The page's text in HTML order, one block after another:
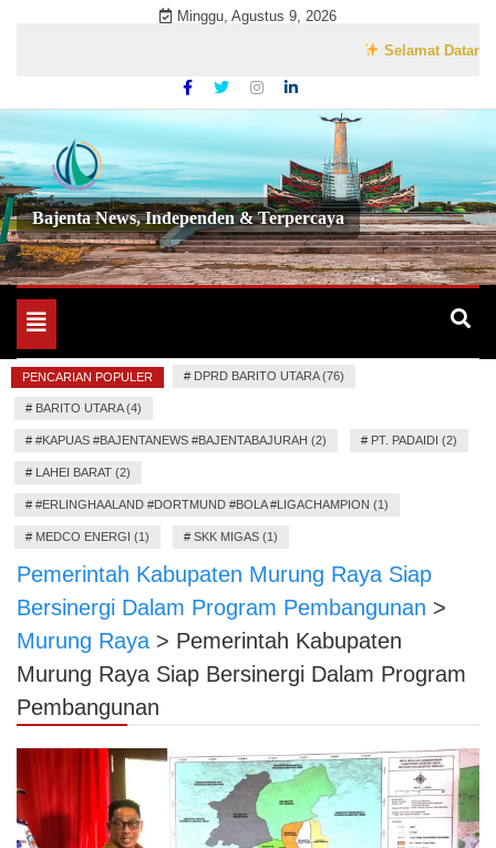
Minggu, Agustus 9, 2026
Selamat Datang di
Bajenta News, Independen & Terpercaya
Toggle
navigation
PENCARIAN POPULER # DPRD BARITO UTARA (76)
# BARITO UTARA (4)
# #KAPUAS #BAJENTANEWS #BAJENTABAJURAH (2) # PT. PADAIDI (2)
# LAHEI BARAT (2)
# #ERLINGHAALAND #DORTMUND #BOLA #LIGACHAMPION (1)
# MEDCO ENERGI (1) # SKK MIGAS (1)
Pemerintah Kabupaten Murung Raya Siap
Bersinergi Dalam Program Pembangunan >
Murung Raya > Pemerintah Kabupaten
Murung Raya Siap Bersinergi Dalam Program
Pembangunan